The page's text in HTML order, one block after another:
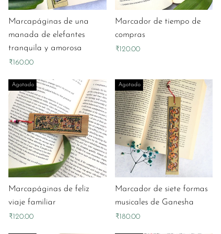
Marcapáginas de una
manada de elefantes
tranquila y amorosa
₹160.00
Marcador de tiempo de
compras
₹120.00
Agotado
Marcapáginas de feliz
viaje familiar
₹120.00
Agotado
Marcador de siete formas
musicales de Ganesha
₹180.00